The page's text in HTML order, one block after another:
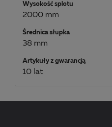
Wysokość splotu
2000 mm
Średnica słupka
38 mm
Artykuły z gwarancją
10 lat